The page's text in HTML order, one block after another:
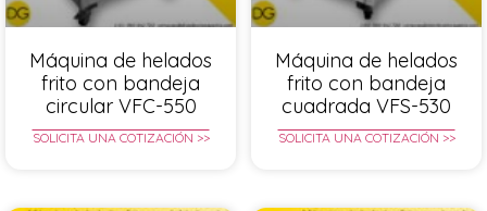
Máquina de helados
frito con bandeja
circular VFC-550
SOLICITA UNA COTIZACIÓN >>
Máquina de helados
frito con bandeja
cuadrada VFS-530
SOLICITA UNA COTIZACIÓN >>